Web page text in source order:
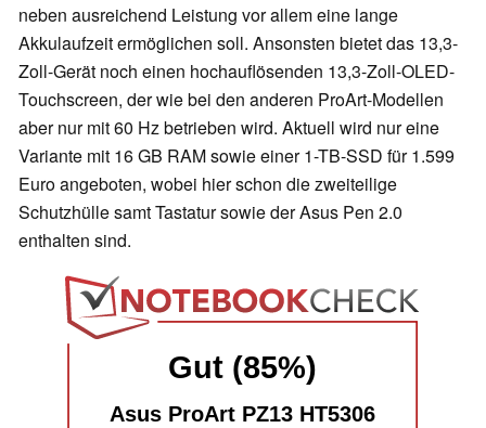
neben ausreichend Leistung vor allem eine lange
Akkulaufzeit ermöglichen soll. Ansonsten bietet das 13,3-
Zoll-Gerät noch einen hochauflösenden 13,3-Zoll-OLED-
Touchscreen, der wie bei den anderen ProArt-Modellen
aber nur mit 60 Hz betrieben wird. Aktuell wird nur eine
Variante mit 16 GB RAM sowie einer 1-TB-SSD für 1.599
Euro angeboten, wobei hier schon die zweiteilige
Schutzhülle samt Tastatur sowie der Asus Pen 2.0
enthalten sind.
Gut (85%)
Asus ProArt PZ13 HT5306